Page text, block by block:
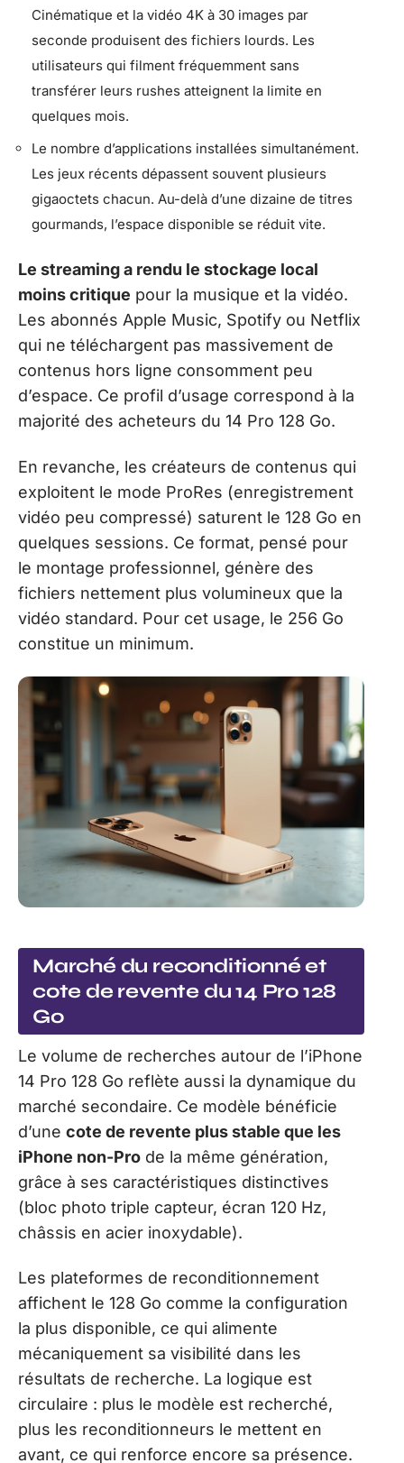
Cinématique et la vidéo 4K à 30 images par
seconde produisent des fichiers lourds. Les
utilisateurs qui filment fréquemment sans
transférer leurs rushes atteignent la limite en
quelques mois.
Le nombre d’applications installées simultanément.
Les jeux récents dépassent souvent plusieurs
gigaoctets chacun. Au-delà d’une dizaine de titres
gourmands, l’espace disponible se réduit vite.
Le streaming a rendu le stockage local
moins critique pour la musique et la vidéo.
Les abonnés Apple Music, Spotify ou Netflix
qui ne téléchargent pas massivement de
contenus hors ligne consomment peu
d’espace. Ce profil d’usage correspond à la
majorité des acheteurs du 14 Pro 128 Go.
En revanche, les créateurs de contenus qui
exploitent le mode ProRes (enregistrement
vidéo peu compressé) saturent le 128 Go en
quelques sessions. Ce format, pensé pour
le montage professionnel, génère des
fichiers nettement plus volumineux que la
vidéo standard. Pour cet usage, le 256 Go
constitue un minimum.
Marché du reconditionné et
cote de revente du 14 Pro 128
Go
Le volume de recherches autour de l’iPhone
14 Pro 128 Go reflète aussi la dynamique du
marché secondaire. Ce modèle bénéficie
d’une cote de revente plus stable que les
iPhone non-Pro de la même génération,
grâce à ses caractéristiques distinctives
(bloc photo triple capteur, écran 120 Hz,
châssis en acier inoxydable).
Les plateformes de reconditionnement
affichent le 128 Go comme la configuration
la plus disponible, ce qui alimente
mécaniquement sa visibilité dans les
résultats de recherche. La logique est
circulaire : plus le modèle est recherché,
plus les reconditionneurs le mettent en
avant, ce qui renforce encore sa présence.